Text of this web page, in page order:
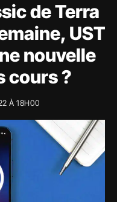
de Terra
UST
nouvelle
cours ?
À 18H00